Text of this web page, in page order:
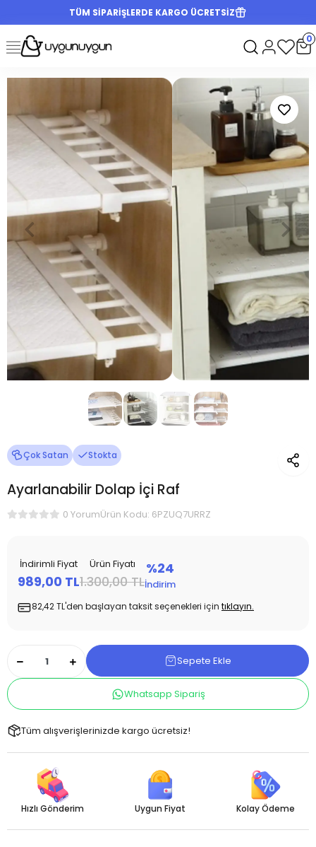
TÜM SİPARİŞLERDE KARGO ÜCRETSİZ
0
Çok Satan Stokta
Ayarlanabilir Dolap İçi Raf
0 YorumÜrün Kodu: 6PZUQ7URRZ
İndirimli Fiyat
989,00 TL
Ürün Fiyatı
1.300,00 TL
%24
İndirim
82,42 TL'den başlayan taksit seçenekleri için tıklayın.
Sepete Ekle
Whatsapp Sipariş
Tüm alışverişlerinizde kargo ücretsiz!
Hızlı Gönderim Uygun Fiyat Kolay Ödeme